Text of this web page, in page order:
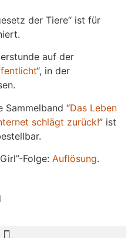
der Tiere“ ist für
auf der
“, in der
Sammelband “Das Leben
schlägt zurück!” ist
Folge: Auflösung.